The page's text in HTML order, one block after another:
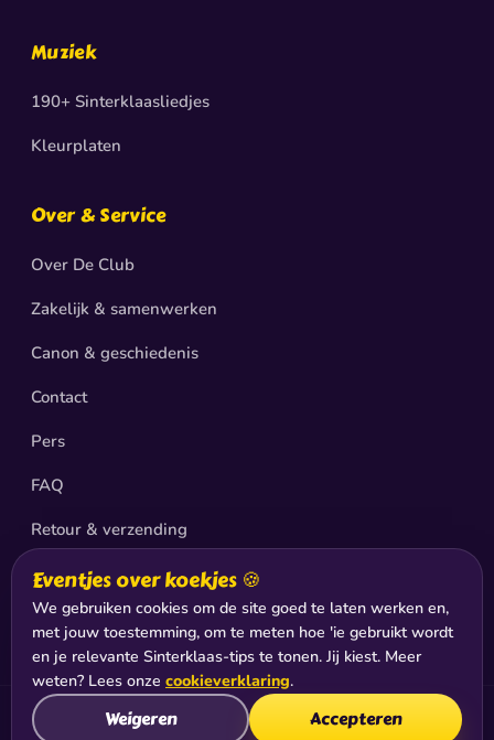
Muziek
190+ Sinterklaasliedjes
Kleurplaten
Over & Service
Over De Club
Zakelijk & samenwerken
Canon & geschiedenis
Contact
Pers
FAQ
Retour & verzending
Privacy
Sitemap
© 2026 De Club van Sinterklaas®, productie & exploitatie:
Eventjes over koekjes 🍪
We gebruiken cookies om de site goed te laten werken en,
met jouw toestemming, om te meten hoe 'ie gebruikt wordt
en je relevante Sinterklaas-tips te tonen. Jij kiest. Meer
weten? Lees onze cookieverklaring.
Weigeren Accepteren